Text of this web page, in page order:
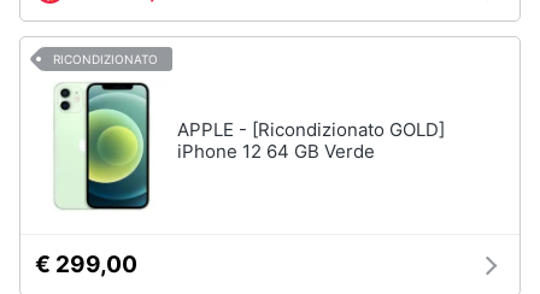
RICONDIZIONATO
APPLE - [Ricondizionato GOLD]
iPhone 12 64 GB Verde
€ 299,00